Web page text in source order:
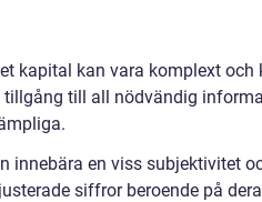
kapital kan vara komplext och
till all nödvändig
innebära en viss subjektivitet
siffror beroende på